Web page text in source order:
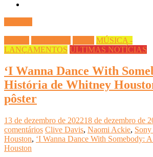
MÚSICA -
LANÇAMENTOS ÚLTIMAS NOTÍCIAS
‘I Wanna Dance With
História de Whitney
pôster
13 de dezembro de 202218 de dezembro de
comentários Clive Davis, Naomi Ackie, Sony
Houston, ‘I Wanna Dance With Somebody:
Houston